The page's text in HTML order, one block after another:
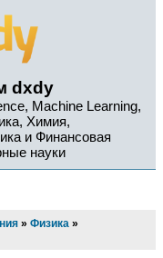
dxdy
Machine Learning,
Химия,
и Финансовая
науки
» Физика »